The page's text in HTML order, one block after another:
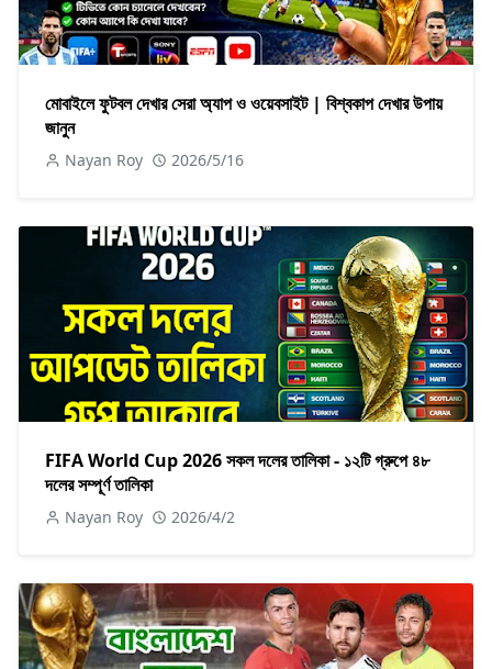
মোবাইলে ফুটবল দেখার সেরা অ্যাপ ও ওয়েবসাইট | বিশ্বকাপ দেখার উপায়
জানুন
Nayan Roy 2026/5/16
FIFA World Cup 2026 সকল দলের তালিকা - ১২টি গ্রুপে ৪৮
দলের সম্পূর্ণ তালিকা
Nayan Roy 2026/4/2